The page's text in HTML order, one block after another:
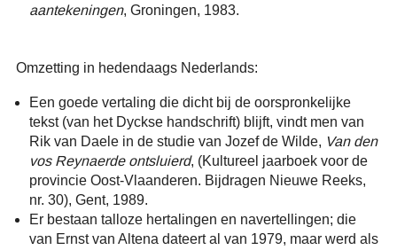
aantekeningen, Groningen, 1983.
Omzetting in hedendaags Nederlands:
Een goede vertaling die dicht bij de oorspronkelijke
tekst (van het Dyckse handschrift) blijft, vindt men van
Rik van Daele in de studie van Jozef de Wilde, Van den
vos Reynaerde ontsluierd, (Kultureel jaarboek voor de
provincie Oost-Vlaanderen. Bijdragen Nieuwe Reeks,
nr. 30), Gent, 1989.
Er bestaan talloze hertalingen en navertellingen; die
van Ernst van Altena dateert al van 1979, maar werd als